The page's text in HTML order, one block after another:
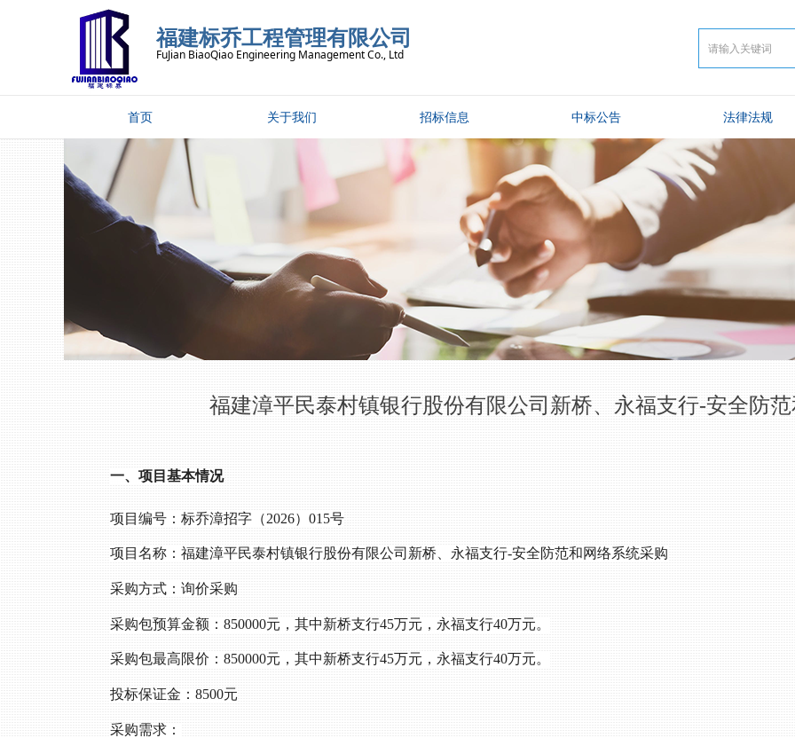
福建标乔工程管理有限公司
FuJian BiaoQiao Engineering Management Co., Ltd
首页 关于我们 招标信息 中标公告 法律法规
一、项目基本情况
项目编号： 标乔漳招字（2026）015号
项目名称： 福建漳平民泰村镇银行股份有限公司新桥、永福支行-安全防范和网络系统采购
采购方式： 询价采购
采购包预算金额： 850000元，其中新桥支行45万元，永福支行40万元。
采购包最高限价： 850000元，其中新桥支行45万元，永福支行40万元。
投标保证金： 8500元
采购需求：
福建漳平民泰村镇银行股份有限公司新桥、永福支行-安全防